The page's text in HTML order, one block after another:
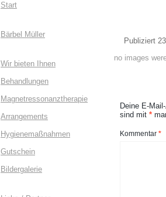
Start
Bärbel Müller
Wir bieten Ihnen
Behandlungen
Magnetressonanztherapie
Arrangements
Hygienemaßnahmen
Gutschein
Bildergalerie
Publiziert
no images
Deine E-
sind mit *
Kommentar *